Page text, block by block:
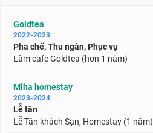
Goldtea
2022-2023
Pha chế, Thu ngân, Phục vụ
Làm cafe Goldtea (hơn 1 năm)
Miha homestay
2023-2024
Lễ tân
Lễ Tân khách Sạn, Homestay (1 năm)